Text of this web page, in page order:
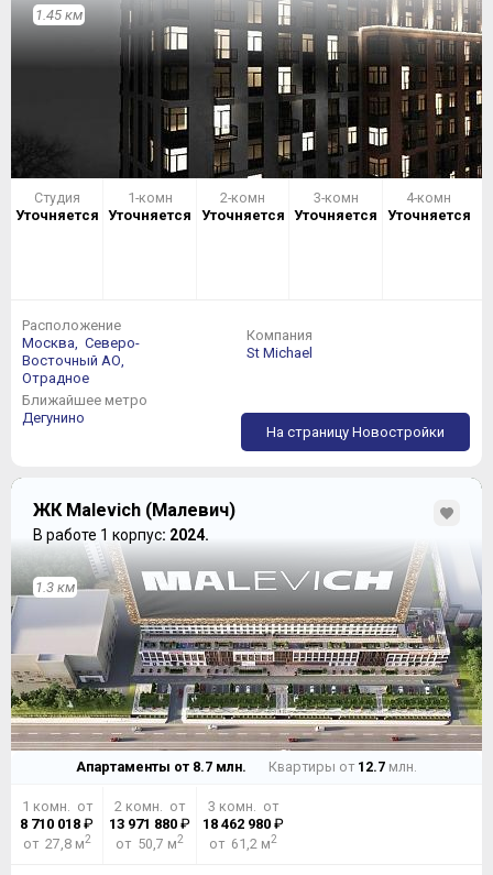
1.45 км
Студия
Уточняется
1-комн
Уточняется
2-комн
Уточняется
3-комн
Уточняется
4-комн
Уточняется
Расположение
Москва, Северо-
Восточный АО,
Отрадное
Ближайшее метро
Дегунино
Компания
St Michael
На страницу Новостройки
ЖК Malevich (Малевич)
В работе 1 корпус: 2024.
1.3 км
Апартаменты от 8.7 млн.
1 комн. от
8 710 018 ₽
от 27,8 м2
2 комн. от
13 971 880 ₽
от 50,7 м2
3 комн. от
18 462 980₽
от 61,2 м2
Квартиры от 12.7 млн.